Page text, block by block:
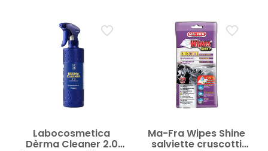
Labocosmetica
Dèrma Cleaner 2.0
Ma-Fra Wipes Shine
salviette cruscotti